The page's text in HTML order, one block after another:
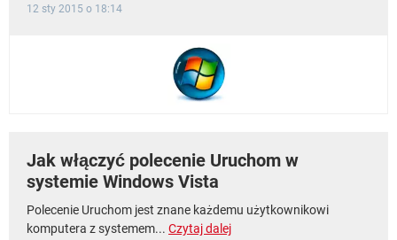
12 sty 2015 o 18:14
Jak włączyć polecenie Uruchom w
systemie Windows Vista
Polecenie Uruchom jest znane każdemu użytkownikowi
komputera z systemem... Czytaj dalej